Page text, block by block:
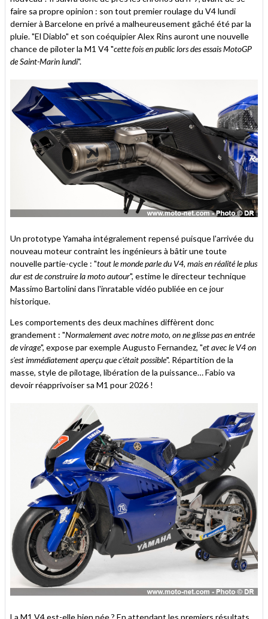
faire sa propre opinion : son tout premier roulage du V4 lundi
dernier à Barcelone en privé a malheureusement gâché été par la
pluie. "El Diablo" et son coéquipier Alex Rins auront une nouvelle
chance de piloter la M1 V4 "cette fois en public lors des essais MotoGP
de Saint-Marin lundi".
Un prototype Yamaha intégralement repensé puisque l'arrivée du
nouveau moteur contraint les ingénieurs à bâtir une toute
nouvelle partie-cycle : "tout le monde parle du V4, mais en réalité le plus
dur est de construire la moto autour", estime le directeur technique
Massimo Bartolini dans l'inratable vidéo publiée en ce jour
historique.
Les comportements des deux machines diffèrent donc
grandement : "Normalement avec notre moto, on ne glisse pas en entrée
de virage", expose par exemple Augusto Fernandez, "et avec le V4 on
s'est immédiatement aperçu que c'était possible". Répartition de la
masse, style de pilotage, libération de la puissance… Fabio va
devoir réapprivoiser sa M1 pour 2026 !
La M1 V4 est-elle bien née ? En attendant les premiers résultats